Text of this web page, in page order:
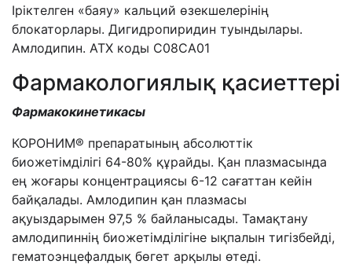
Іріктелген «баяу» кальций өзекшелерінің
блокаторлары. Дигидропиридин туындылары.
Амлодипин. АТХ коды C08CA01
Фармакологиялық қасиеттері
Фармакокинетикасы
КОРОНИМ® препаратының абсолюттік
биожетімділігі 64-80% құрайды. Қан плазмасында
ең жоғары концентрациясы 6-12 сағаттан кейін
байқалады. Амлодипин қан плазмасы
ақуыздарымен 97,5 % байланысады. Тамақтану
амлодипиннің биожетімділігіне ықпалын тигізбейді,
гематоэнцефалдық бөгет арқылы өтеді.